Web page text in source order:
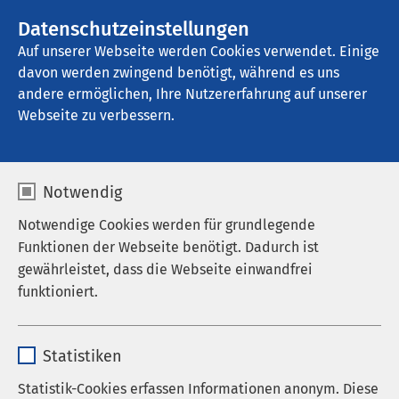
Datenschutzeinstellungen
Auf unserer Webseite werden Cookies verwendet. Einige
davon werden zwingend benötigt, während es uns
andere ermöglichen, Ihre Nutzererfahrung auf unserer
Webseite zu verbessern.
Notwendig
Notwendige Cookies werden für grundlegende
Funktionen der Webseite benötigt. Dadurch ist
gewährleistet, dass die Webseite einwandfrei
funktioniert.
Anbieter sgalinski
Statistiken
Statistik-Cookies erfassen Informationen anonym. Diese
AMEOS Pflege Ratzeburg
Medizinproduktesicherh
eit
Beauftragt für
Medizinproduktesicherheit
Gesundheitseinrichtung mit regelmäßig mehr als 20